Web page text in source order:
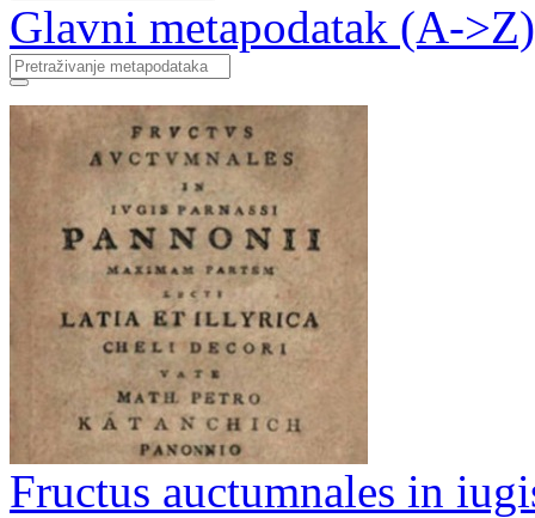
Glavni metapodatak (A->Z)
Fructus auctumnales in